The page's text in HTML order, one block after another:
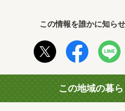
この情報を誰かに知ら
この地域の暮